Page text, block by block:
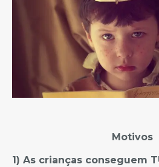
Motivos
1) As crianças conseguem